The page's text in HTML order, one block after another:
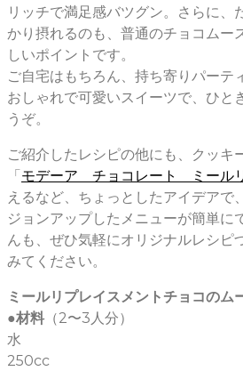
リッチで満足感バツグン。さらに、
かり摂れるのも、普通のチョコムー
しいポイントです。
ご自宅はもちろん、持ち寄りパーテ
おしゃれで可愛いスイーツで、ひと
うぞ。
ご紹介したレシピの他にも、クッキ
「モデーア チョコレート ミール
えるなど、ちょっとしたアイデアで
ジョンアップしたメニューが簡単に
んも、ぜひ気軽にオリジナルレシピ
みてください。
ミールリプレイスメントチョコのム
●材料 （2〜3人分）
250cc